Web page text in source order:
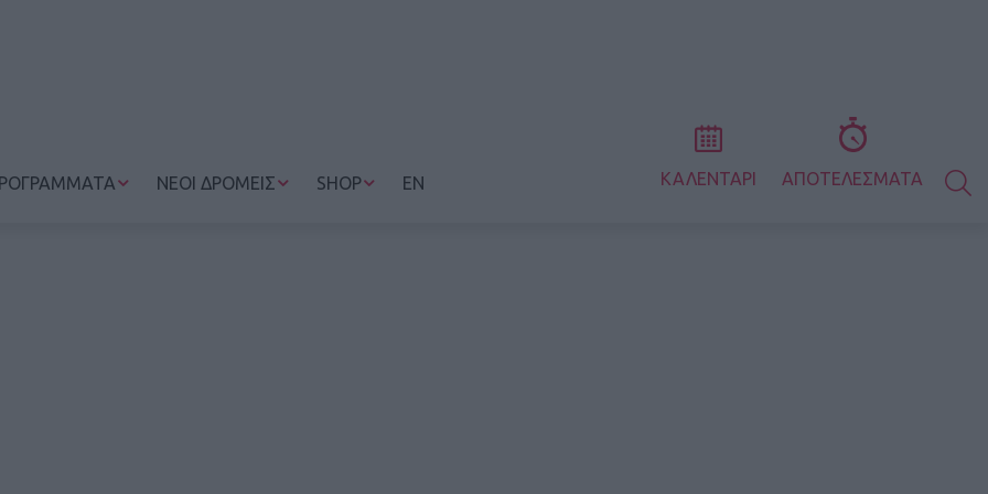
ΝΕΟΙ ΔΡΟΜΕΙΣ SHOP EN ΚΑΛΕΝΤΑΡΙ ΑΠΟΤΕΛΕΣΜΑΤΑ